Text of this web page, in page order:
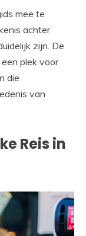
mee te
achter
zijn. De
plek voor
die
van
Reis in